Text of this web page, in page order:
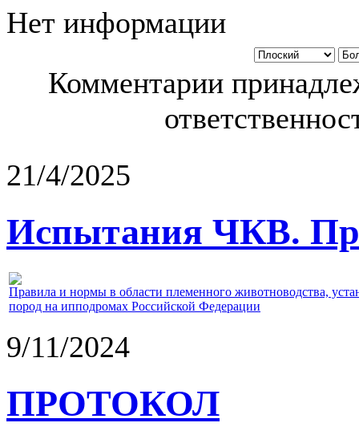
Нет информации
Комментарии
21/4/2025
Испытания ЧКВ.
Правила и нормы в области племенного животноводства,
пород на ипподромах Российской Федерации
9/11/2024
ПРОТОКОЛ